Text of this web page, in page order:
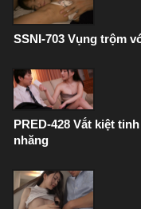
SSNI-703 Vụng trộm
PRED-428 Vắt kiệt
nhăng